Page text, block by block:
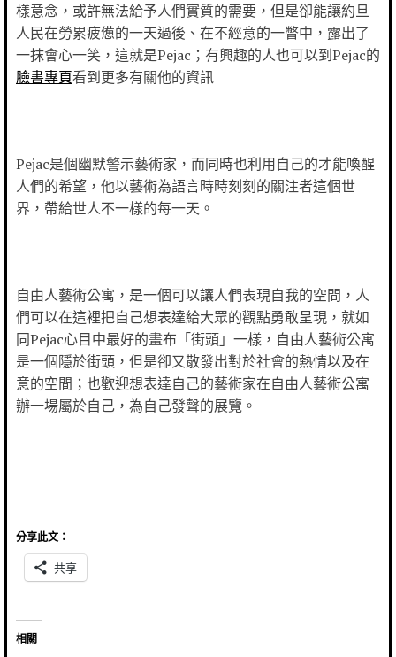
樣意念，或許無法給予人們實質的需要，但是卻能讓約旦
人民在勞累疲憊的一天過後、在不經意的一瞥中，露出了
一抹會心一笑，這就是Pejac；有興趣的人也可以到Pejac的
臉書專頁看到更多有關他的資訊
Pejac是個幽默警示藝術家，而同時也利用自己的才能喚醒
人們的希望，他以藝術為語言時時刻刻的關注者這個世
界，帶給世人不一樣的每一天。
自由人藝術公寓，是一個可以讓人們表現自我的空間，人
們可以在這裡把自己想表達給大眾的觀點勇敢呈現，就如
同Pejac心目中最好的畫布「街頭」一樣，自由人藝術公寓
是一個隱於街頭，但是卻又散發出對於社會的熱情以及在
意的空間；也歡迎想表達自己的藝術家在自由人藝術公寓
辦一場屬於自己，為自己發聲的展覽。
分享此文：
共享
相關